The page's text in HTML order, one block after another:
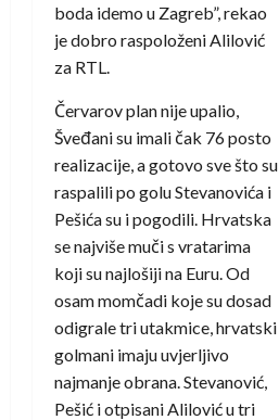
boda idemo u Zagreb”, rekao
je dobro raspoloženi Alilović
za RTL.
Červarov plan nije upalio,
Šveđani su imali čak 76 posto
realizacije, a gotovo sve što su
raspalili po golu Stevanovića i
Pešića su i pogodili. Hrvatska
se najviše muči s vratarima
koji su najlošiji na Euru. Od
osam momčadi koje su dosad
odigrale tri utakmice, hrvatski
golmani imaju uvjerljivo
najmanje obrana. Stevanović,
Pešić i otpisani Alilović u tri